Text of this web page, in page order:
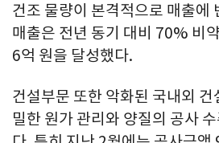
건조 물량이 본격적으로 매출에
매출은 전년 동기 대비 70% 비
6억 원을 달성했다.
건설부문 또한 악화된 국내외 건
밀한 원가 관리와 양질의 공사